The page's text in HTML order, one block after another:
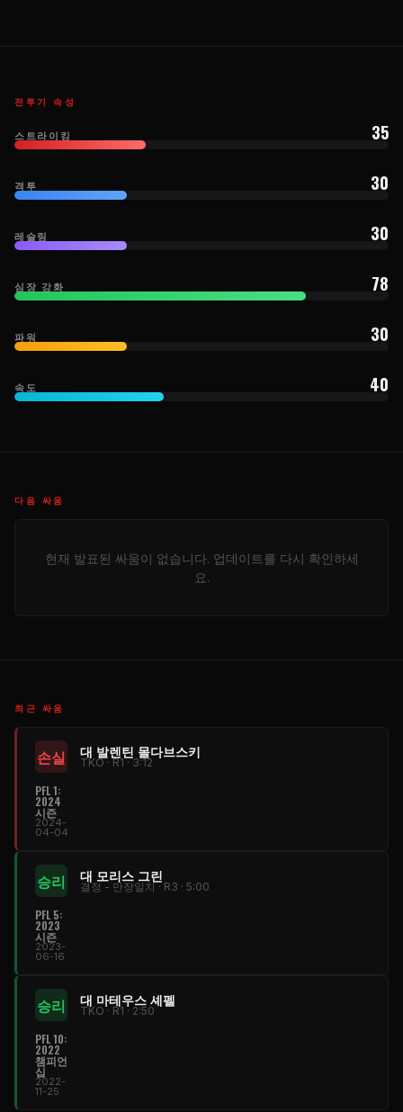
전투기 속성
스트라이킹 35
격투 30
레슬링 30
심장 강화 78
파워 30
속도 40
다음 싸움
현재 발표된 싸움이 없습니다. 업데이트를 다시 확인하세
요.
최근 싸움
손실 대 발렌틴 몰다브스키
TKO · R1 · 3:12
PFL1:
2024
시즌
2024-
04-04
승리 대 모리스 그린
결정 - 만장일치 · R3 · 5:00
PFL 5:
2023
시즌
2023-
06-16
승리 대 마테우스 셰펠
TKO · R1 · 2:50
PFL10:
2022
챔피언
십
2022-
11-25